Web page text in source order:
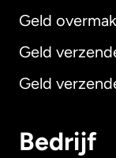
Geld
Geld
Geld
Bedrijf